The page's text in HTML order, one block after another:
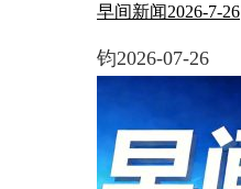
早间新闻2026-7-26
钧2026-07-26